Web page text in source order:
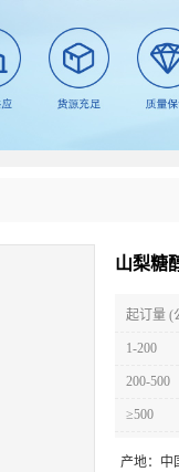
山梨糖
起订量 (
1-200
200-500
≥500
产地： 中